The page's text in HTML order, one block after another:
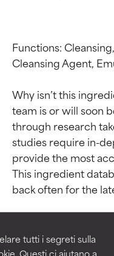
tutti i segreti sulla
Questi ci aiutano a
Functions:
Cleansing Agent,
Why isn’t this
team is or will soon
through research
studies require in-
provide the most
This ingredient